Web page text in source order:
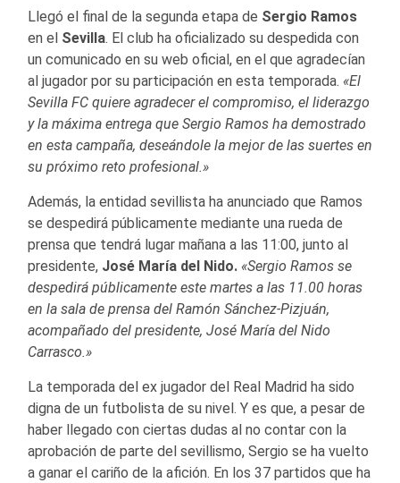
Llegó el final de la segunda etapa de Sergio Ramos
en el Sevilla. El club ha oficializado su despedida con
un comunicado en su web oficial, en el que agradecían
al jugador por su participación en esta temporada. «El
Sevilla FC quiere agradecer el compromiso, el liderazgo
y la máxima entrega que Sergio Ramos ha demostrado
en esta campaña, deseándole la mejor de las suertes en
su próximo reto profesional.»
Además, la entidad sevillista ha anunciado que Ramos
se despedirá públicamente mediante una rueda de
prensa que tendrá lugar mañana a las 11:00, junto al
presidente, José María del Nido. «Sergio Ramos se
despedirá públicamente este martes a las 11.00 horas
en la sala de prensa del Ramón Sánchez-Pizjuán,
acompañado del presidente, José María del Nido
Carrasco.»
La temporada del ex jugador del Real Madrid ha sido
digna de un futbolista de su nivel. Y es que, a pesar de
haber llegado con ciertas dudas al no contar con la
aprobación de parte del sevillismo, Sergio se ha vuelto
a ganar el cariño de la afición. En los 37 partidos que ha